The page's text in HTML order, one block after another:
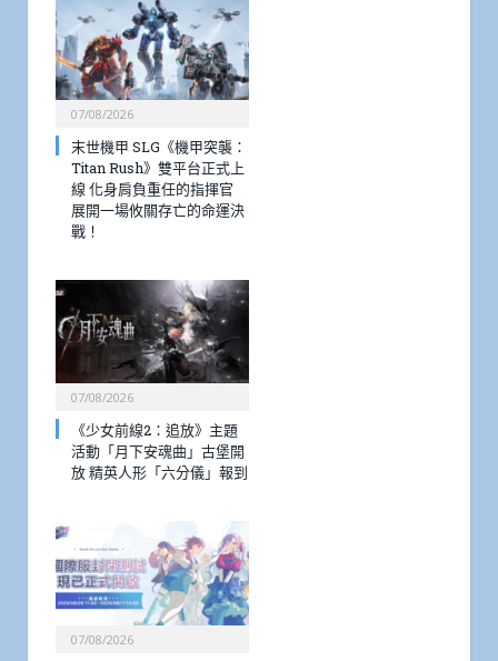
07/08/2026
末世機甲 SLG《機甲突襲：
Titan Rush》雙平台正式上
線 化身肩負重任的指揮官
展開一場攸關存亡的命運決
戰！
07/08/2026
《少女前線2：追放》主題
活動「月下安魂曲」古堡開
放 精英人形「六分儀」報到
07/08/2026